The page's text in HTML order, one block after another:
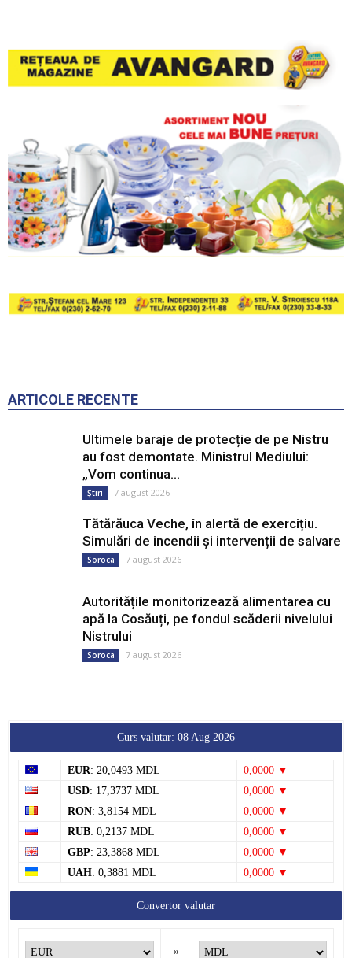
ARTICOLE RECENTE
Ultimele baraje de protecție de pe Nistru
au fost demontate. Ministrul Mediului:
„Vom continua...
Știri 7 august 2026
Tătărăuca Veche, în alertă de exercițiu.
Simulări de incendii și intervenții de salvare
Soroca 7 august 2026
Autoritățile monitorizează alimentarea cu
apă la Cosăuți, pe fondul scăderii nivelului
Nistrului
Soroca 7 august 2026
Curs valutar: 08 Aug 2026
EUR: 20,0493 MDL
0,0000 ▼
USD: 17,3737 MDL
0,0000 ▼
RON: 3,8154 MDL
0,0000 ▼
RUB: 0,2137 MDL
0,0000 ▼
GBP: 23,3868 MDL
0,0000 ▼
UAH: 0,3881 MDL 0,0000 ▼
Convertor valutar
»